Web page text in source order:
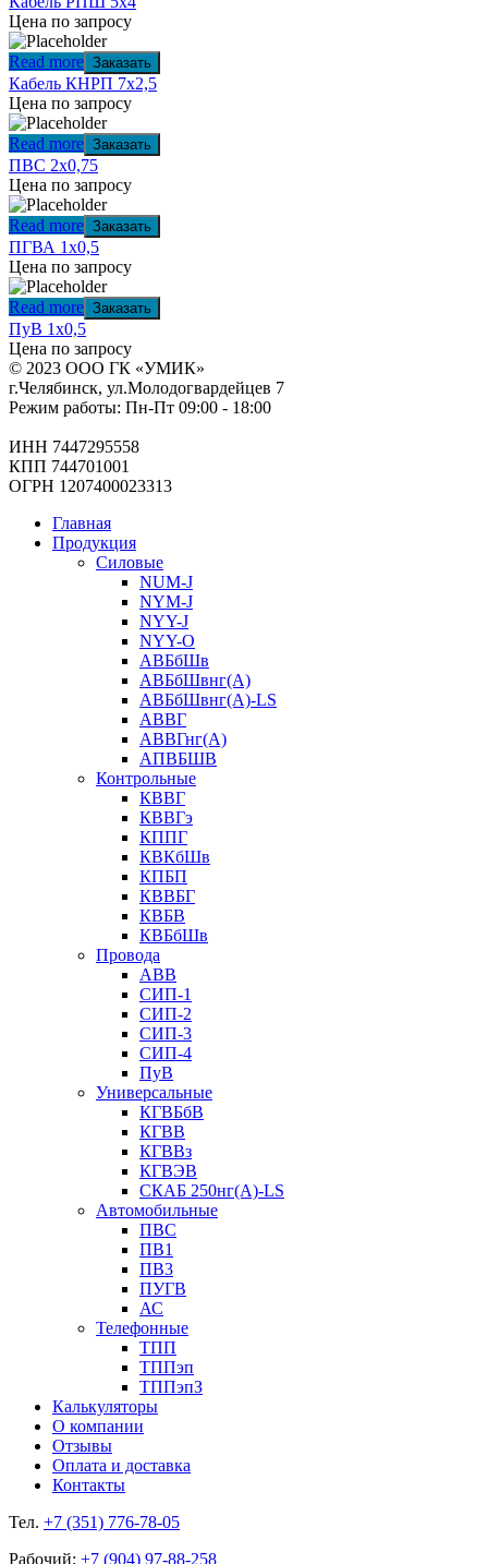
Цена по запросу
Read more Заказать
Кабель КНРП 7х2,5
Цена по запросу
Read more Заказать
ПВС 2х0,75
Цена по запросу
Read more Заказать
ПГВА 1х0,5
Цена по запросу
Read more Заказать
ПуВ 1х0,5
Цена по запросу
© 2023 ООО ГК «УМИК»
г.Челябинск, ул.Молодогвардейцев 7
Режим работы: Пн-Пт 09:00 - 18:00
ИНН 7447295558
КПП 744701001
ОГРН 1207400023313
Главная
Продукция
Силовые
NUM-J
NYM-J
NYY-J
NYY-O
АВБбШв
АВБбШвнг(А)
АВБбШвнг(А)-LS
АВВГ
АВВГнг(А)
АПВБШВ
Контрольные
КВВГ
КВВГэ
КППГ
КВКбШв
КПБП
КВВБГ
КВБВ
КВБбШв
Провода
АВВ
СИП-1
СИП-2
СИП-3
СИП-4
ПуВ
Универсальные
КГВБбВ
КГВВ
КГВВз
КГВЭВ
СКАБ 250нг(А)-LS
Автомобильные
ПВС
ПВ1
ПВ3
ПУГВ
АС
Телефонные
ТПП
ТППэп
ТППэпЗ
Калькуляторы
О компании
Отзывы
Оплата и доставка
Контакты
Тел. +7 (351) 776-78-05
Рабочий: +7 (904) 97-88-258